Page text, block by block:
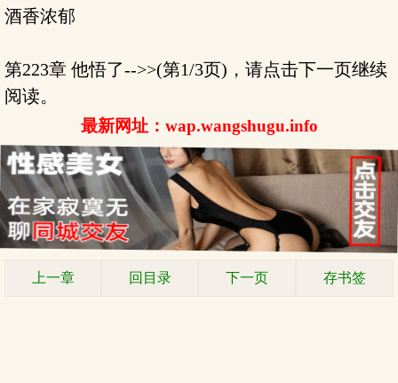
酒香浓郁
第223章 他悟了-->>(第1/3页)，请点击下一页继续
阅读。
最新网址：wap.wangshugu.info
上一章 回目录 下一页 存书签